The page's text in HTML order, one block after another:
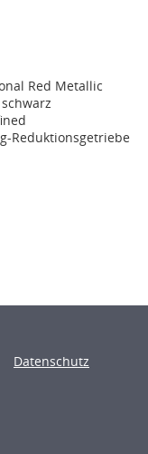
Red Metallic
Reduktionsgetriebe
Datenschutz